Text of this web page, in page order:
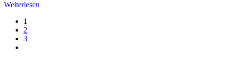
Weiterlesen
1
2
3